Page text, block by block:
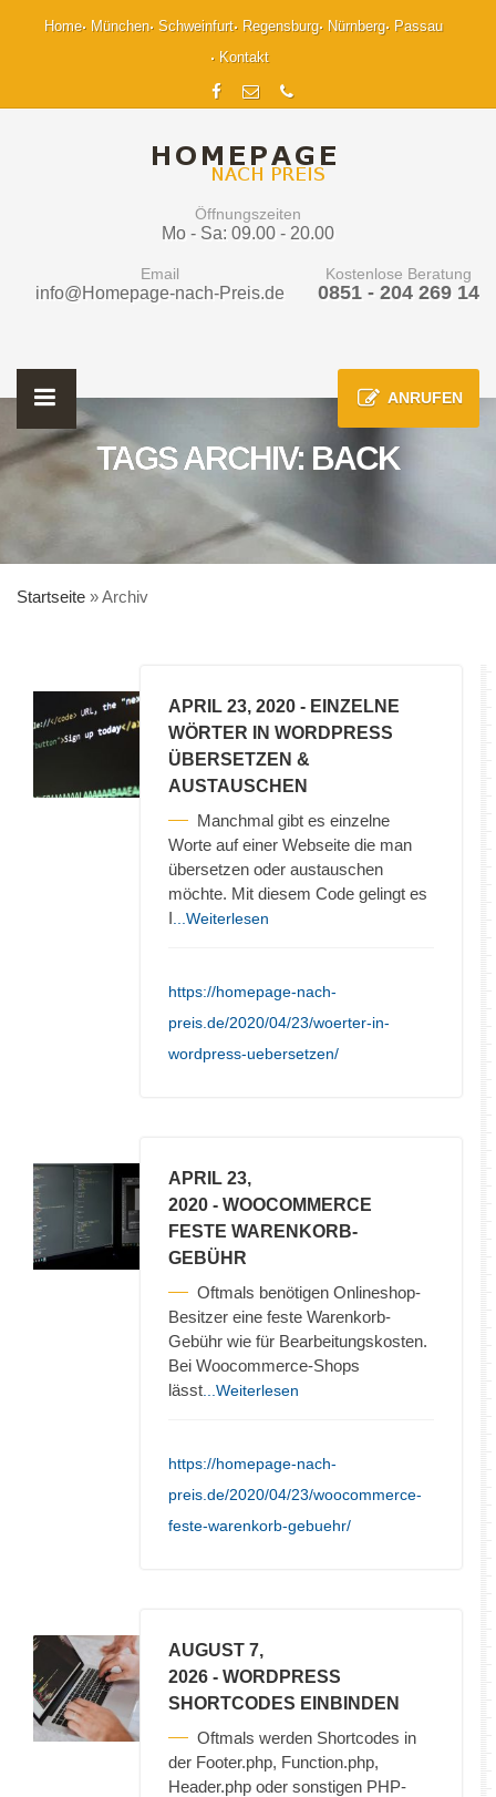
Home München Schweinfurt Regensburg Nürnberg
Passau
Kontakt
Öffnungszeiten
Mo - Sa: 09.00 - 20.00
Email
info@Homepage-nach-Preis.de
Kostenlose Beratung
0851 - 204 269 14
ANRUFEN
TAGS ARCHIV: BACK
Startseite »Archiv
APRIL 23, 2020 - EINZELNE
WÖRTER IN WORDPRESS
ÜBERSETZEN &
AUSTAUSCHEN
Manchmal gibt es einzelne
Worte auf einer Webseite die man
übersetzen oder austauschen
möchte. Mit diesem Code gelingt es
I ...Weiterlesen
https://homepage-nach-
preis.de/2020/04/23/woerter-in-
wordpress-uebersetzen/
APRIL 23,
2020 - WOOCOMMERCE
FESTE WARENKORB-
GEBÜHR
Oftmals benötigen Onlineshop-
Besitzer eine feste Warenkorb-
Gebühr wie für Bearbeitungskosten.
Bei Woocommerce-Shops
lässt ...Weiterlesen
https://homepage-nach-
preis.de/2020/04/23/woocommerce-
feste-warenkorb-gebuehr/
AUGUST 7,
2026 - WORDPRESS
SHORTCODES EINBINDEN
Oftmals werden Shortcodes in
der Footer.php, Function.php,
Header.php oder sonstigen PHP-